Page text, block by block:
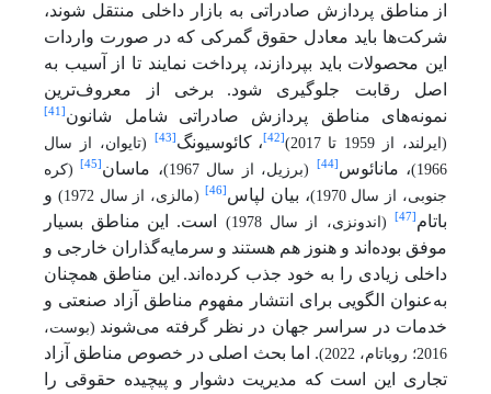
از مناطق پردازش صادراتی به بازار داخلی منتقل شوند،
شرکت‌ها باید معادل حقوق گمرکی که در صورت واردات
این محصولات باید بپردازند، پرداخت نمایند تا از آسیب به
اصل رقابت جلوگیری شود.
برخی از معروف‌ترین
نمونه‌های
مناطق پردازش صادراتی شامل شانون [41]
(ایرلند، از 1959 تا 2017) [42] ، کائوسیونگ [43]
(تایوان، از سال
1966) ، مانائوس [44] (برزیل، از سال 1967) ، ماسان [45]
(کره
جنوبی، از سال 1970)
، بیان لپاس [46] (مالزی، از سال 1972)
و
باتام [47] (اندونزی، از سال 1978) است. این مناطق بسیار
موفق بوده‌اند و هنوز هم هستند و سرمایه‌گذاران خارجی و
داخلی زیادی را به خود جذب کرده‌اند. این مناطق همچنان
به‌عنوان الگویی برای انتشار مفهوم مناطق آزاد صنعتی و
خدمات در سراسر جهان در نظر گرفته می‌شوند (بوست،
2016؛ روباتام، 2022)
. اما بحث اصلی در خصوص مناطق آزاد
تجاری این است که مدیریت دشوار و پیچیده حقوقی را